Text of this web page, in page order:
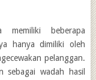
memiliki beberapa
hanya dimiliki oleh
pelanggan.
wadah hasil